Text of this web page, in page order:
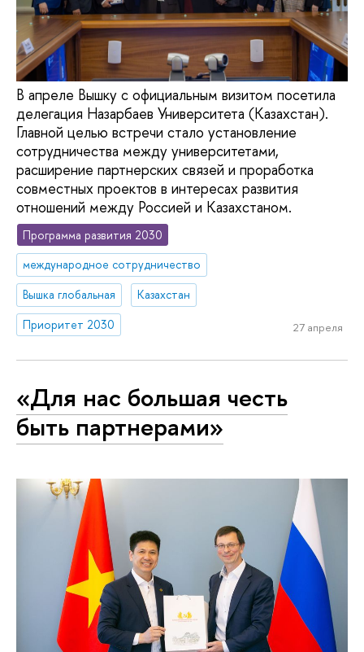
В апреле Вышку с официальным визитом посетила
делегация Назарбаев Университета (Казахстан).
Главной целью встречи стало установление
сотрудничества между университетами,
расширение партнерских связей и проработка
совместных проектов в интересах развития
отношений между Россией и Казахстаном.
Программа развития 2030
международное сотрудничество
Вышка глобальная
Казахстан
Приоритет 2030
27 апреля
«Для нас большая честь
быть партнерами»